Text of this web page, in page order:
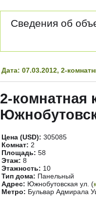
Сведения об
Дата: 07.03.2012, 2-
2-комнатная
Цена (USD): 305085
Комнат: 2
Площадь: 58
Этаж: 8
Этажность: 10
Тип дома: Панельный
Адрес: Южнобутовская ул. (
Метро: Бульвар Адмирала